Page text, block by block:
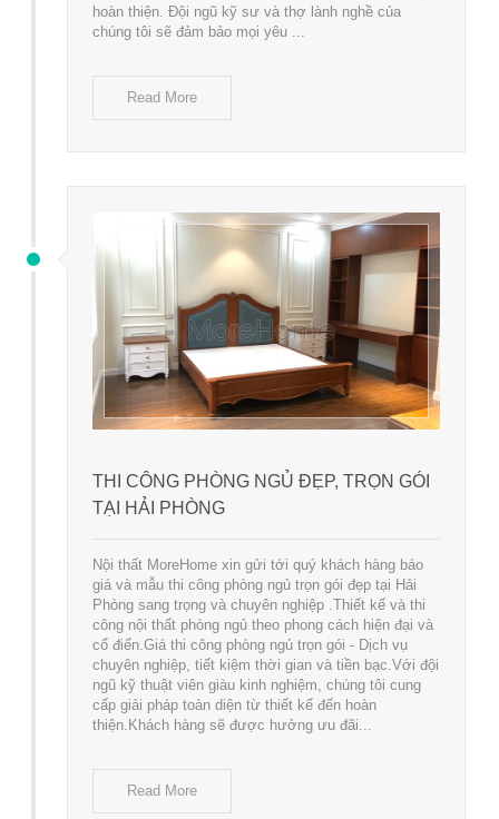
hoàn thiện. Đội ngũ kỹ sư và thợ lành nghề của
chúng tôi sẽ đảm bảo mọi yêu ...
Read More
THI CÔNG PHÒNG NGỦ ĐẸP, TRỌN GÓI
TẠI HẢI PHÒNG
Nội thất MoreHome xin gửi tới quý khách hàng báo
giá và mẫu thi công phòng ngủ trọn gói đẹp tại Hải
Phòng sang trọng và chuyên nghiệp .Thiết kế và thi
công nội thất phòng ngủ theo phong cách hiện đại và
cổ điển.Giá thi công phòng ngủ trọn gói - Dịch vụ
chuyên nghiệp, tiết kiệm thời gian và tiền bạc.Với đội
ngũ kỹ thuật viên giàu kinh nghiệm, chúng tôi cung
cấp giải pháp toàn diện từ thiết kế đến hoàn
thiện.Khách hàng sẽ được hưởng ưu đãi...
Read More